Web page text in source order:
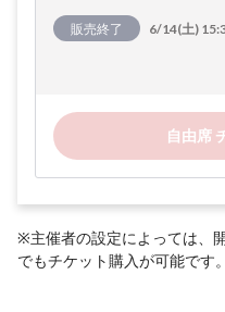
販売終了 6/14(土)
自由席
※主催者の設定によっては、
でもチケット購入が可能です。